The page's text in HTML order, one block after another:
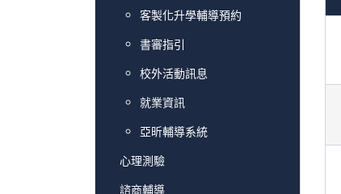
客製化升學輔導預約
書審指引
校外活動訊息
就業資訊
亞昕輔導系統
心理測驗
諮商輔導